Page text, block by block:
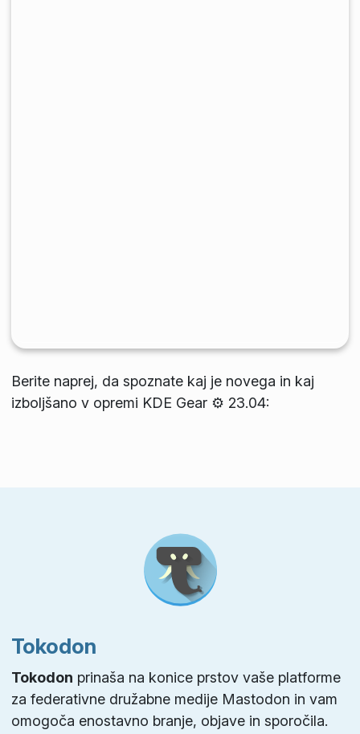
Berite naprej, da spoznate kaj je novega in kaj
izboljšano v opremi KDE Gear ⚙️ 23.04:
Tokodon
Tokodon prinaša na konice prstov vaše platforme
za federativne družabne medije Mastodon in vam
omogoča enostavno branje, objave in sporočila.